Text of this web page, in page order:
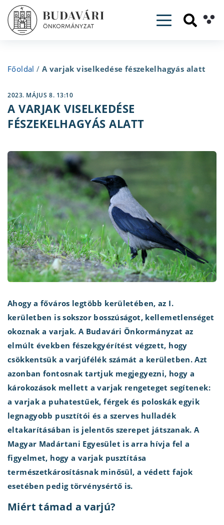
Toggle
Főoldal / A varjak viselkedése fészekelhagyás alatt
2023. MÁJUS 8. 13:10
A VARJAK VISELKEDÉSE
FÉSZEKELHAGYÁS ALATT
Ahogy a főváros legtöbb kerületében, az I.
kerületben is sokszor bosszúságot, kellemetlenséget
okoznak a varjak. A Budavári Önkormányzat az
elmúlt években fészekgyérítést végzett, hogy
csökkentsük a varjúfélék számát a kerületben. Azt
azonban fontosnak tartjuk megjegyezni, hogy a
károkozások mellett a varjak rengeteget segítenek:
a varjak a puhatestűek, férgek és poloskák egyik
legnagyobb pusztítói és a szerves hulladék
eltakarításában is jelentős szerepet játszanak. A
Magyar Madártani Egyesület is arra hívja fel a
figyelmet, hogy a varjak pusztítása
természetkárosításnak minősül, a védett fajok
esetében pedig törvénysértő is.
Miért támad a varjú?